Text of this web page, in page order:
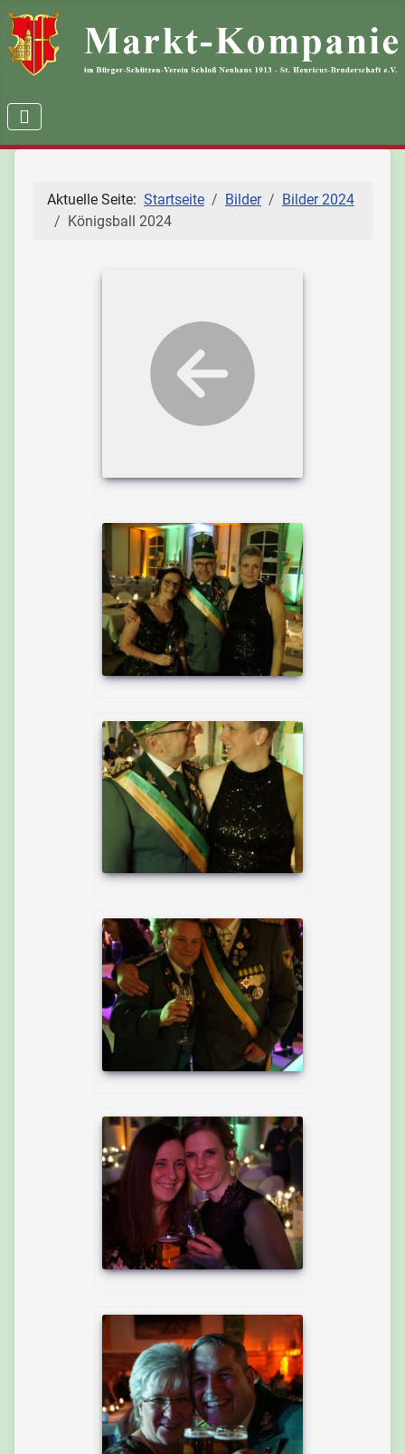
Aktuelle Seite: Startseite Bilder
Bilder 2024
Königsball 2024